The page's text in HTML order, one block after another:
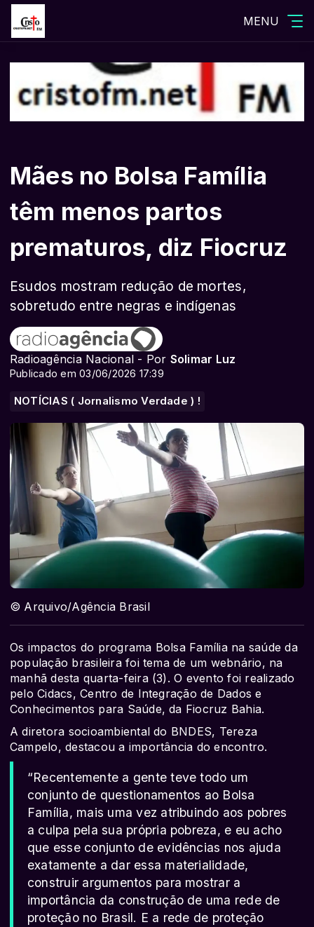
MENU
Mães no Bolsa Família
têm menos partos
prematuros, diz Fiocruz
Esudos mostram redução de mortes,
sobretudo entre negras e indígenas
Radioagência Nacional - Por Solimar Luz
Publicado em 03/06/2026 17:39
NOTÍCIAS ( Jornalismo Verdade ) !
© Arquivo/Agência Brasil
Os impactos do programa Bolsa Família na saúde da
população brasileira foi tema de um webnário, na
manhã desta quarta-feira (3). O evento foi realizado
pelo Cidacs, Centro de Integração de Dados e
Conhecimentos para Saúde, da Fiocruz Bahia.
A diretora socioambiental do BNDES, Tereza
Campelo, destacou a importância do encontro.
“Recentemente a gente teve todo um
conjunto de questionamentos ao Bolsa
Família, mais uma vez atribuindo aos pobres
a culpa pela sua própria pobreza, e eu acho
que esse conjunto de evidências nos ajuda
exatamente a dar essa materialidade,
construir argumentos para mostrar a
importância da construção de uma rede de
proteção no Brasil. E a rede de proteção